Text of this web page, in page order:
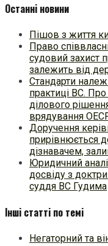
Останні новини
Пішов з життя
Право
судовий захист
залежить від
Стандарти
практиці ВC. Про
ділового
врядування
Доручення
прирівнюється
дізнавачем,
Юридичний
досвіду з
суддя ВС Гудима
Інші статті по темі
Негаторний та